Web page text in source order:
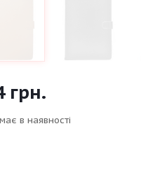
грн.
в наявності